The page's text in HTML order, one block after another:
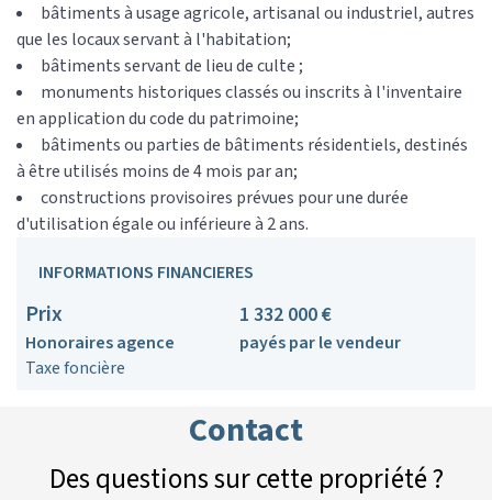
bâtiments à usage agricole, artisanal ou industriel, autres
que les locaux servant à l'habitation;
bâtiments servant de lieu de culte ;
monuments historiques classés ou inscrits à l'inventaire
en application du code du patrimoine;
bâtiments ou parties de bâtiments résidentiels, destinés
à être utilisés moins de 4 mois par an;
constructions provisoires prévues pour une durée
d'utilisation égale ou inférieure à 2 ans.
INFORMATIONS FINANCIERES
Prix 1 332 000 €
Honoraires agence
payés par le vendeur
Taxe foncière
Contact
Des questions sur cette propriété ?